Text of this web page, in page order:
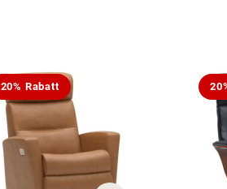
20% Rabatt